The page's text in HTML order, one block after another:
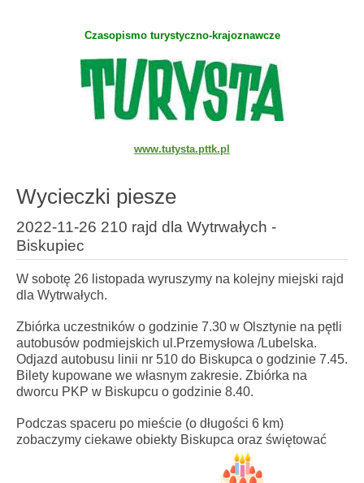
Czasopismo turystyczno-krajoznawcze
www.tutysta.pttk.pl
Wycieczki piesze
2022-11-26 210 rajd dla Wytrwałych -
Biskupiec
W sobotę 26 listopada wyruszymy na kolejny miejski rajd
dla Wytrwałych.
Zbiórka uczestników o godzinie 7.30 w Olsztynie na pętli
autobusów podmiejskich ul.Przemysłowa /Lubelska.
Odjazd autobusu linii nr 510 do Biskupca o godzinie 7.45.
Bilety kupowane we własnym zakresie. Zbiórka na
dworcu PKP w Biskupcu o godzinie 8.40.
Podczas spaceru po mieście (o długości 6 km)
zobaczymy ciekawe obiekty Biskupca oraz świętować